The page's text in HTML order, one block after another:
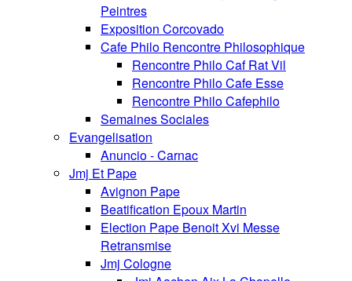
Peintres
Exposition Corcovado
Cafe Philo Rencontre Philosophique
Rencontre Philo Caf Rat Vil
Rencontre Philo Cafe Esse
Rencontre Philo Cafephilo
Semaines Sociales
Evangelisation
Anuncio - Carnac
Jmj Et Pape
Avignon Pape
Beatification Epoux Martin
Election Pape Benoit Xvi Messe
Retransmise
Jmj Cologne